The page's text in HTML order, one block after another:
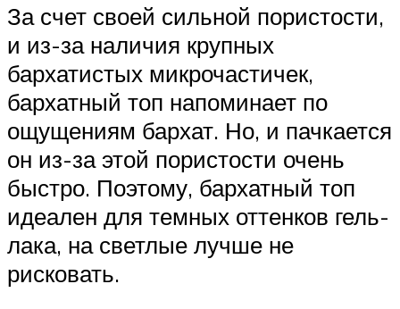
За счет своей сильной пористости,
и из-за наличия крупных
бархатистых микрочастичек,
бархатный топ напоминает по
ощущениям бархат. Но, и пачкается
он из-за этой пористости очень
быстро. Поэтому, бархатный топ
идеален для темных оттенков гель-
лака, на светлые лучше не
рисковать.